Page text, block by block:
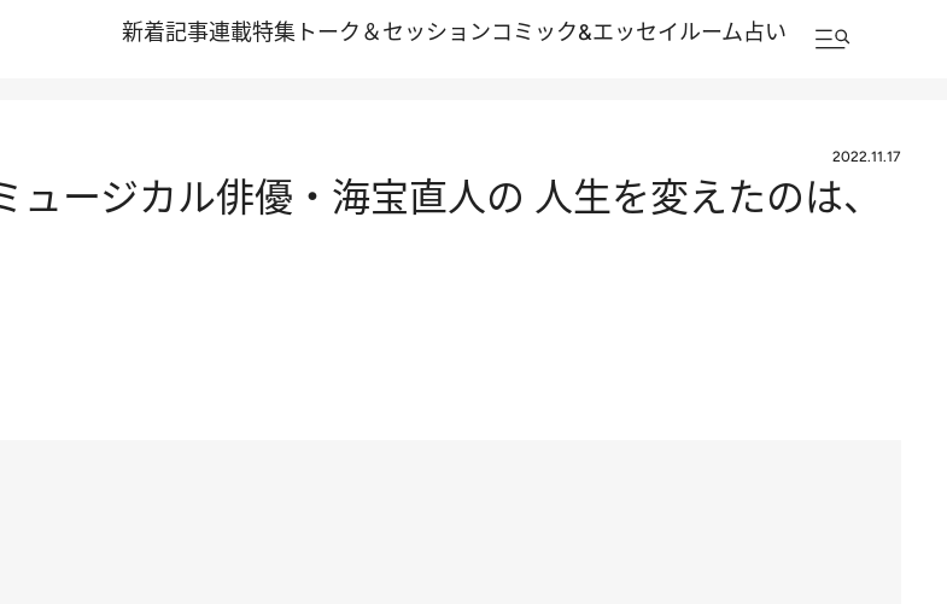
新着記事連載特集 トーク＆セッションコミック&エッセイルーム占い
2022.11.17
ュージカル俳優・海宝直人の 人生を変えたのは、